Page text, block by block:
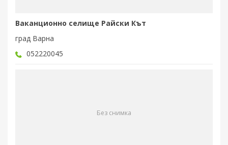
Ваканционно селище Райски Кът
град Варна
052220045
Без снимка